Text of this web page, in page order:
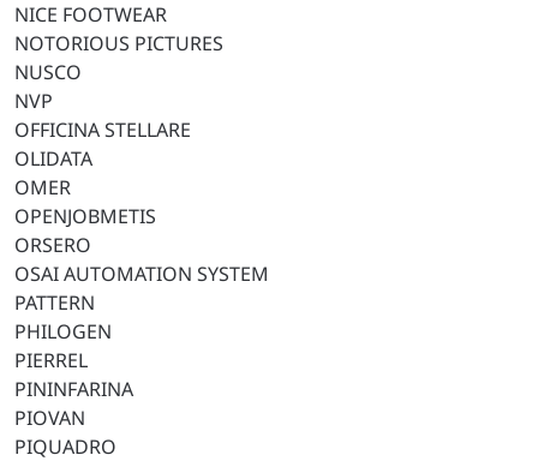
NICE FOOTWEAR
NOTORIOUS PICTURES
NUSCO
NVP
OFFICINA STELLARE
OLIDATA
OMER
OPENJOBMETIS
ORSERO
OSAI AUTOMATION SYSTEM
PATTERN
PHILOGEN
PIERREL
PININFARINA
PIOVAN
PIQUADRO